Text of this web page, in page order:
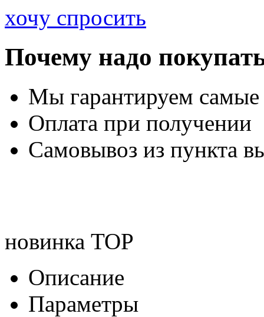
хочу спросить
Почему надо
Мы гарантируем
Оплата при получении
Самовывоз из пункта
новинка TOP
Описание
Параметры